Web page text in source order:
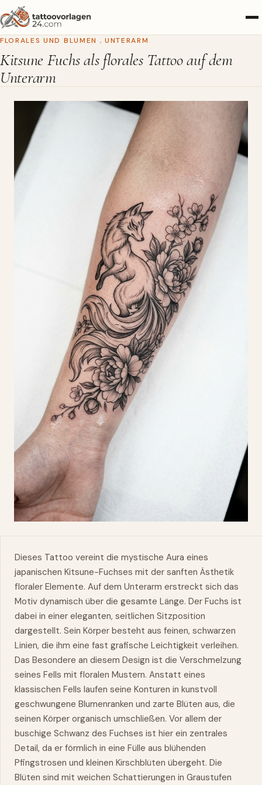
FLORALES UND BLUMEN , UNTERARM
Kitsune Fuchs als florales Tattoo auf dem
Unterarm
Dieses Tattoo vereint die mystische Aura eines
japanischen Kitsune-Fuchses mit der sanften Ästhetik
floraler Elemente. Auf dem Unterarm erstreckt sich das
Motiv dynamisch über die gesamte Länge. Der Fuchs ist
dabei in einer eleganten, seitlichen Sitzposition
dargestellt. Sein Körper besteht aus feinen, schwarzen
Linien, die ihm eine fast grafische Leichtigkeit verleihen.
Das Besondere an diesem Design ist die Verschmelzung
seines Fells mit floralen Mustern. Anstatt eines
klassischen Fells laufen seine Konturen in kunstvoll
geschwungene Blumenranken und zarte Blüten aus, die
seinen Körper organisch umschließen. Vor allem der
buschige Schwanz des Fuchses ist hier ein zentrales
Detail, da er förmlich in eine Fülle aus blühenden
Pfingstrosen und kleinen Kirschblüten übergeht. Die
Blüten sind mit weichen Schattierungen in Graustufen